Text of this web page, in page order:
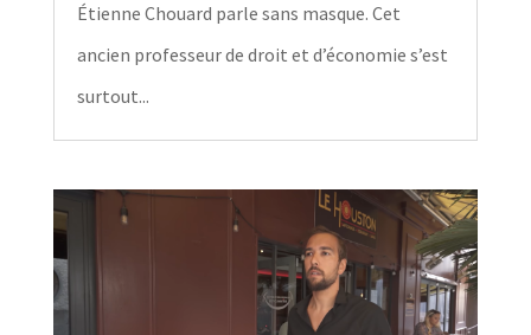
Étienne Chouard parle sans masque. Cet
ancien professeur de droit et d’économie s’est
surtout...